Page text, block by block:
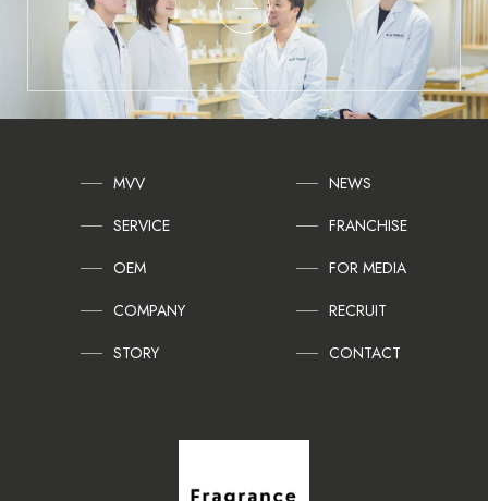
MVV
SERVICE
OEM
COMPANY
STORY
NEWS
FRANCHISE
FOR MEDIA
RECRUIT
CONTACT